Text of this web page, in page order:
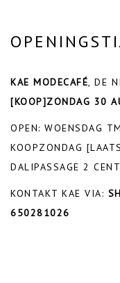
KAE MODECAFÉ, DE
[KOOP]ZONDAG 30
OPEN: WOENSDAG
KOOPZONDAG
DALIPASSAGE 2
KONTAKT KAE VIA:
650281026